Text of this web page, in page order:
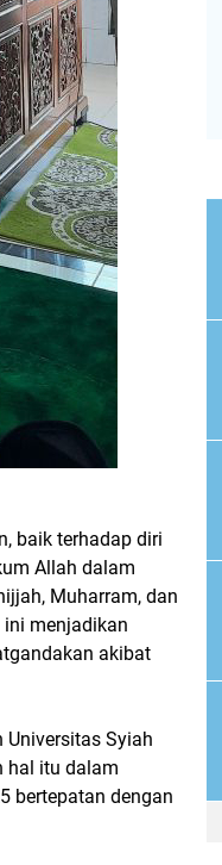
baik terhadap diri
Allah dalam
Muharram, dan
ini menjadikan
akibat
Universitas Syiah
hal itu dalam
bertepatan dengan